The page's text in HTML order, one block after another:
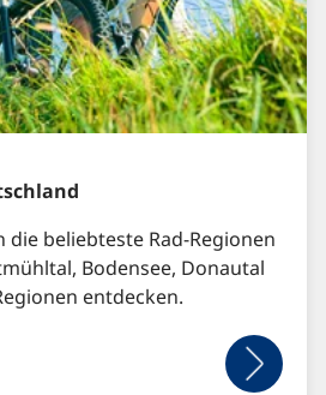
die beliebteste Rad-Regionen
Bodensee, Donautal
entdecken.